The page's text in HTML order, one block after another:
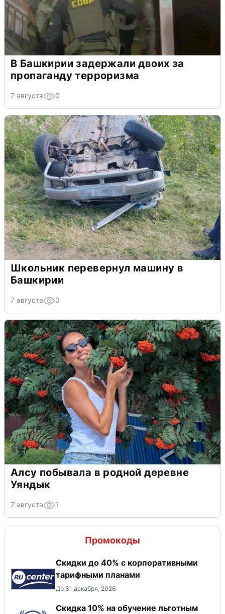
В Башкирии задержали двоих за
пропаганду терроризма
7 августа 0
Школьник перевернул машину в
Башкирии
7 августа 0
Алсу побывала в родной деревне
Уяндык
7 августа 1
Промокоды
Скидки до 40% с корпоративными
тарифными планами
До 31 декабря, 2026
Скидка 10% на обучение льготным